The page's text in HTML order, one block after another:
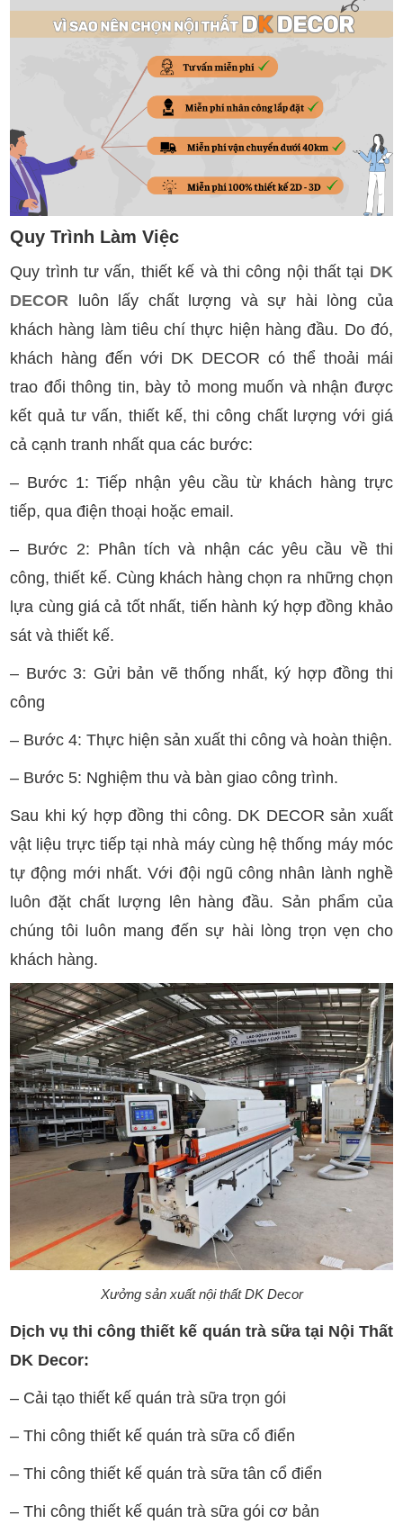
Quy Trình Làm Việc
Quy trình tư vấn, thiết kế và thi công nội thất tại DK
DECOR luôn lấy chất lượng và sự hài lòng của
khách hàng làm tiêu chí thực hiện hàng đầu. Do đó,
khách hàng đến với DK DECOR có thể thoải mái
trao đổi thông tin, bày tỏ mong muốn và nhận được
kết quả tư vấn, thiết kế, thi công chất lượng với giá
cả cạnh tranh nhất qua các bước:
– Bước 1: Tiếp nhận yêu cầu từ khách hàng trực
tiếp, qua điện thoại hoặc email.
– Bước 2: Phân tích và nhận các yêu cầu về thi
công, thiết kế. Cùng khách hàng chọn ra những chọn
lựa cùng giá cả tốt nhất, tiến hành ký hợp đồng khảo
sát và thiết kế.
– Bước 3: Gửi bản vẽ thống nhất, ký hợp đồng thi
công
– Bước 4: Thực hiện sản xuất thi công và hoàn thiện.
– Bước 5: Nghiệm thu và bàn giao công trình.
Sau khi ký hợp đồng thi công. DK DECOR sản xuất
vật liệu trực tiếp tại nhà máy cùng hệ thống máy móc
tự động mới nhất. Với đội ngũ công nhân lành nghề
luôn đặt chất lượng lên hàng đầu. Sản phẩm của
chúng tôi luôn mang đến sự hài lòng trọn vẹn cho
khách hàng.
Xưởng sản xuất nội thất DK Decor
Dịch vụ thi công thiết kế quán trà sữa tại Nội Thất
DK Decor:
– Cải tạo thiết kế quán trà sữa trọn gói
– Thi công thiết kế quán trà sữa cổ điển
– Thi công thiết kế quán trà sữa tân cổ điển
– Thi công thiết kế quán trà sữa gói cơ bản